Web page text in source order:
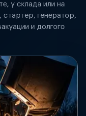
у склада или на
стартер, генератор,
и долгого